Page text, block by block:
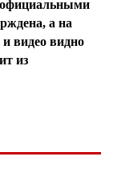
официальными
а на
видео видно
из